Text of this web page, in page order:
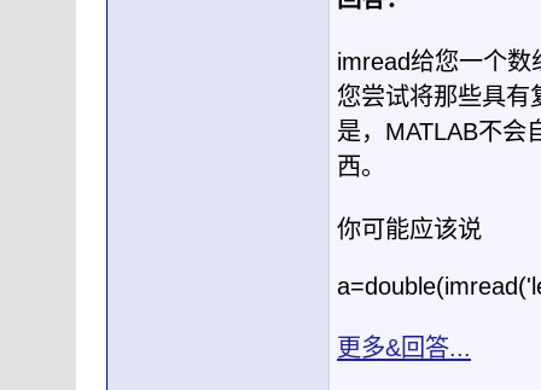
imread给您一个
您尝试将那些具有
是，MATLAB不会
西。
你可能应该说
更多&回答...